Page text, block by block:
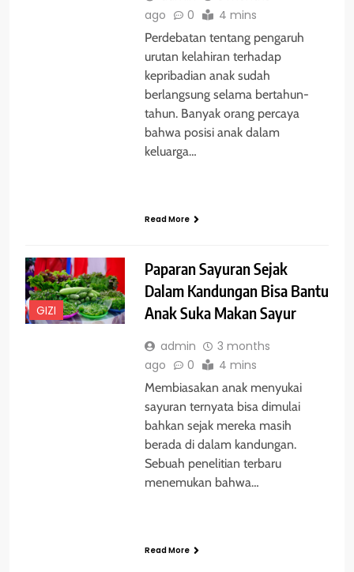
ago
0 4 mins
Perdebatan tentang pengaruh
urutan kelahiran terhadap
kepribadian anak sudah
berlangsung selama bertahun-
tahun. Banyak orang percaya
bahwa posisi anak dalam
keluarga…
Read More
GIZI
Paparan Sayuran Sejak
Dalam Kandungan Bisa Bantu
Anak Suka Makan Sayur
admin
3 months
ago
0 4 mins
Membiasakan anak menyukai
sayuran ternyata bisa dimulai
bahkan sejak mereka masih
berada di dalam kandungan.
Sebuah penelitian terbaru
menemukan bahwa…
Read More